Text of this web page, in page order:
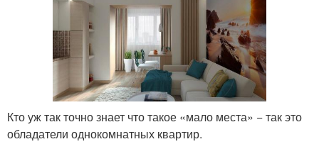
Кто уж так точно знает что такое «мало места» − так это
обладатели однокомнатных квартир.